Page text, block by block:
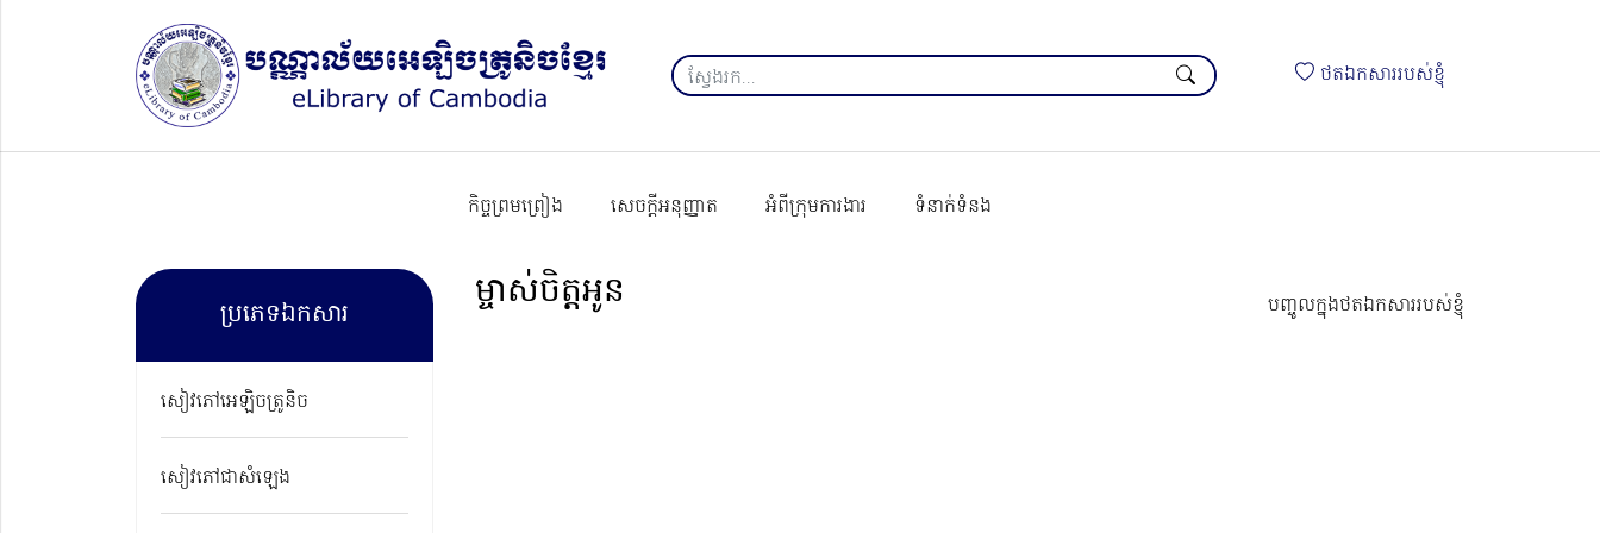
ថតឯកសាររបស់ខ្ញុំ
កិច្ចព្រមព្រៀង សេចក្ដីអនុញ្ញាត អំពីក្រុមការងារ ទំនាក់ទំនង
ប្រភេទឯកសារ
សៀវភៅអេឡិចត្រូនិច
សៀវភៅជាសំឡេង
ម្ចាស់ចិត្តអូន បញ្ចូលក្នុងថតឯកសាររបស់ខ្ញុំ